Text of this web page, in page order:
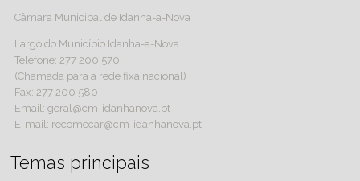
Câmara Municipal de Idanha-a-Nova
Largo do Município Idanha-a-Nova
Telefone: 277 200 570
(Chamada para a rede fixa nacional)
Fax: 277 200 580
Email: geral@cm-idanhanova.pt
E-mail: recomecar@cm-idanhanova.pt
Temas principais